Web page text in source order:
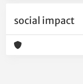
social impact